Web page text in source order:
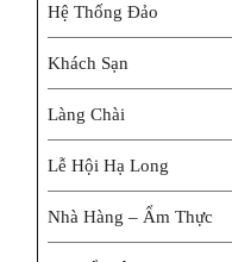
Hệ Thống Đảo
Khách Sạn
Làng Chài
Lễ Hội Hạ Long
Nhà Hàng – Ẩm Thực